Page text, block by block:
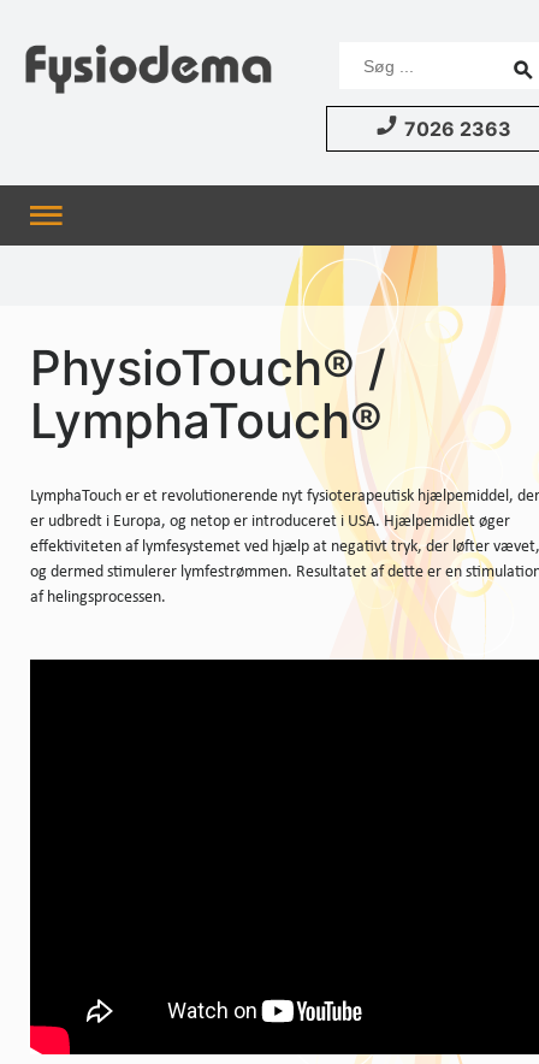
7026 2363
PhysioTouch® /
LymphaTouch®
LymphaTouch er et revolutionerende nyt fysioterapeutisk hjælpemiddel, der
er udbredt i Europa, og netop er introduceret i USA. Hjælpemidlet øger
effektiviteten af lymfesystemet ved hjælp at negativt tryk, der løfter vævet,
og dermed stimulerer lymfestrømmen. Resultatet af dette er en
af helingsprocessen.